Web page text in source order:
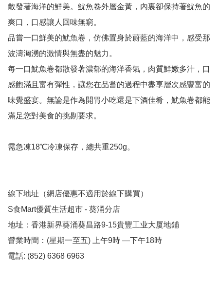
散發著海洋的鮮美。魷魚卷外層金黃，內裏卻保持著魷魚的
爽口，口感讓人回味無窮。
品嘗一口鮮美的魷魚卷，仿佛置身於蔚藍的海洋中，感受那
波濤洶湧的激情與無盡的魅力。
每一口魷魚卷都散發著濃郁的海洋香氣，肉質鮮嫩多汁，口
感飽滿且富有彈性，讓您在品嘗的過程中盡享層次感豐富的
味覺盛宴。無論是作為開胃小吃還是下酒佳肴，魷魚卷都能
滿足您對美食的挑剔要求。
需急凍18℃冷凍保存，總共重250g。
線下地址（網店優惠不適用於線下購買）
S食Mart優質生活超市 - 葵涌分店
地址：香港新界葵涌葵昌路9-15貴豐工业大厦地鋪
營業時間：(星期一至五) 上午9時 —下午18時
電話: (852) 6368 6963